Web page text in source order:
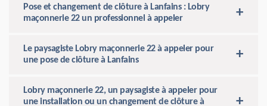
Pose et changement de clôture à Lanfains : Lobry
maçonnerie 22 un professionnel à appeler
Le paysagiste Lobry maçonnerie 22 à appeler pour
une pose de clôture à Lanfains
Lobry maçonnerie 22, un paysagiste à appeler pour
une installation ou un changement de clôture à